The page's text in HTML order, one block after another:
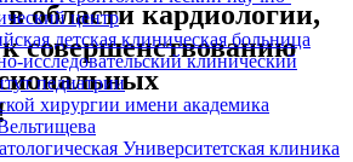
центр
детская клиническая больница
исследовательский клинический
педиатрии
хирургии имени академика
Университетская клиника
области кардиологии,
совершенствованию